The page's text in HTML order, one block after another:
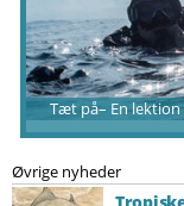
Tæt på– En
Øvrige nyheder